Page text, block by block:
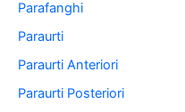
Parafanghi
Paraurti
Paraurti Anteriori
Paraurti Posteriori